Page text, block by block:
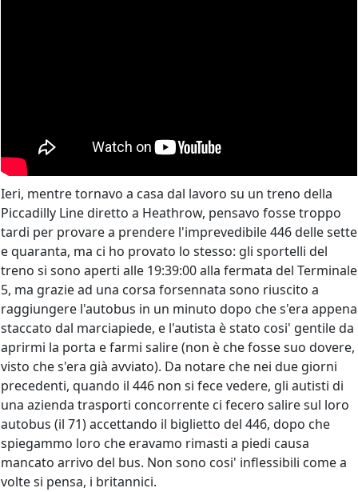
Ieri, mentre tornavo a casa dal lavoro su un treno della
Piccadilly Line diretto a Heathrow, pensavo fosse troppo
tardi per provare a prendere l'imprevedibile 446 delle sette
e quaranta, ma ci ho provato lo stesso: gli sportelli del
treno si sono aperti alle 19:39:00 alla fermata del Terminale
5, ma grazie ad una corsa forsennata sono riuscito a
raggiungere l'autobus in un minuto dopo che s'era appena
staccato dal marciapiede, e l'autista è stato cosi' gentile da
aprirmi la porta e farmi salire (non è che fosse suo dovere,
visto che s'era già avviato). Da notare che nei due giorni
precedenti, quando il 446 non si fece vedere, gli autisti di
una azienda trasporti concorrente ci fecero salire sul loro
autobus (il 71) accettando il biglietto del 446, dopo che
spiegammo loro che eravamo rimasti a piedi causa
mancato arrivo del bus. Non sono cosi' inflessibili come a
volte si pensa, i britannici.